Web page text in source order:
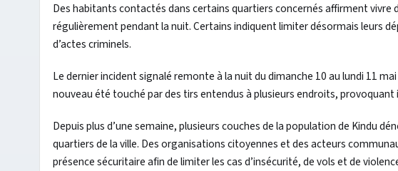
Des habitants contactés dans certains quartiers concernés affirment vivre
régulièrement pendant la nuit. Certains indiquent limiter désormais leurs
d’actes criminels.
Le dernier incident signalé remonte à la nuit du dimanche 10 au lundi 11
nouveau été touché par des tirs entendus à plusieurs endroits,
Depuis plus d’une semaine, plusieurs couches de la population de Kindu
quartiers de la ville. Des organisations citoyennes et des acteurs
présence sécuritaire afin de limiter les cas d’insécurité, de vols et de